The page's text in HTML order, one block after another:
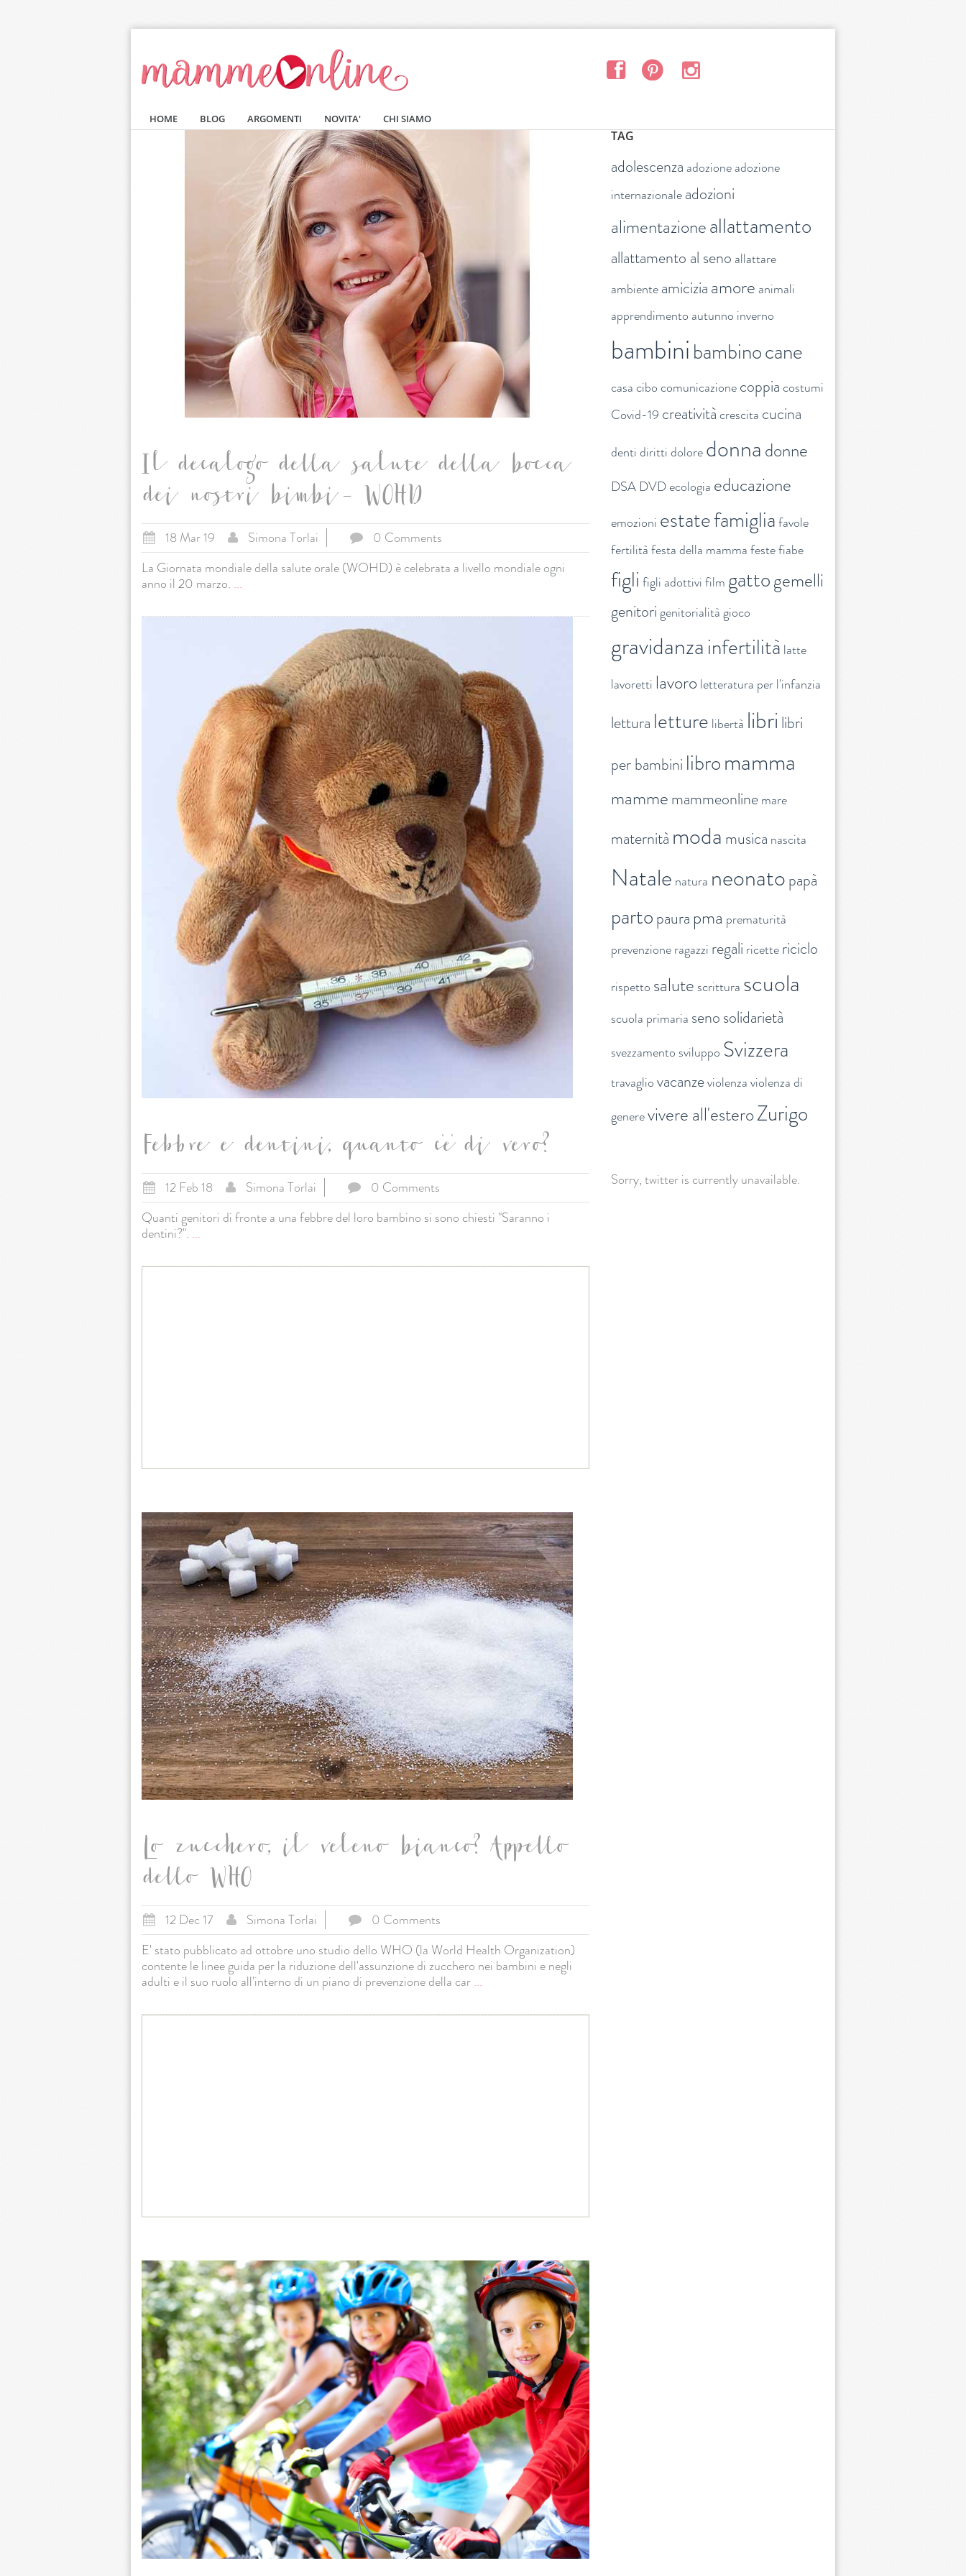
HOME BLOG ARGOMENTI NOVITA' CHI SIAMO
Il decalogo della salute della bocca
dei nostri bimbi - WOHD
18 Mar 19 Simona Torlai
0 Comments
La Giornata mondiale della salute orale (WOHD) è celebrata a livello mondiale ogni
anno il 20 marzo. ...
Febbre e dentini, quanto c'e' di vero?
12 Feb 18 Simona Torlai
0 Comments
Quanti genitori di fronte a una febbre del loro bambino si sono chiesti "Saranno i
dentini?". ...
Lo zucchero, il veleno bianco? Appello
dello WHO
12 Dec 17 Simona Torlai
0 Comments
E' stato pubblicato ad ottobre uno studio dello WHO (la World Health Organization)
contente le linee guida per la riduzione dell'assunzione di zucchero nei bambini e negli
adulti e il suo ruolo all'interno di un piano di prevenzione della car...
TAG
adolescenza adozioneadozione
internazionaleadozioni
alimentazioneallattamento
allattamento al seno allattare
ambienteamiciziaamore animali
apprendimento autunno inverno
bambinibambinocane
casa cibo comunicazionecoppia costumi
Covid-19 creatività crescita cucina
denti diritti doloredonnadonne
DSA DVDecologia educazione
emozioni estatefamiglia favole
fertilità festa della mamma festefiabe
figli figli adottivi film gattogemelli
genitori genitorialità gioco
gravidanzainfertilità latte
lavoretti lavoroletteratura per l'infanzia
lettura letture libertà libri libri
per bambini libromamma
mammemammeonlinemare
maternità moda musica nascita
Natale natura neonatopapà
partopaura pma prematurità
prevenzioneragazzi regali ricettericiclo
rispetto salute scrittura scuola
scuola primaria senosolidarietà
svezzamento sviluppo Svizzera
travaglio vacanzeviolenza violenza di
generevivere all'esteroZurigo
Sorry, twitter is currently unavailable.